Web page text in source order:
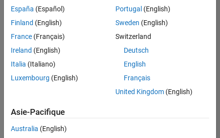
Vous
pouvez
élargir
votre
recherche
ou
afficher
l’ensemble
d'emploi.
malgré
España (Español)
Finland (English)
France (Français)
Ireland (English)
Italia (Italiano)
Luxembourg (English)
Portugal (English)
Sweden (English)
Switzerland
Deutsch
English
Français
United Kingdom(English)
Asie-Pacifique
Australia (English)